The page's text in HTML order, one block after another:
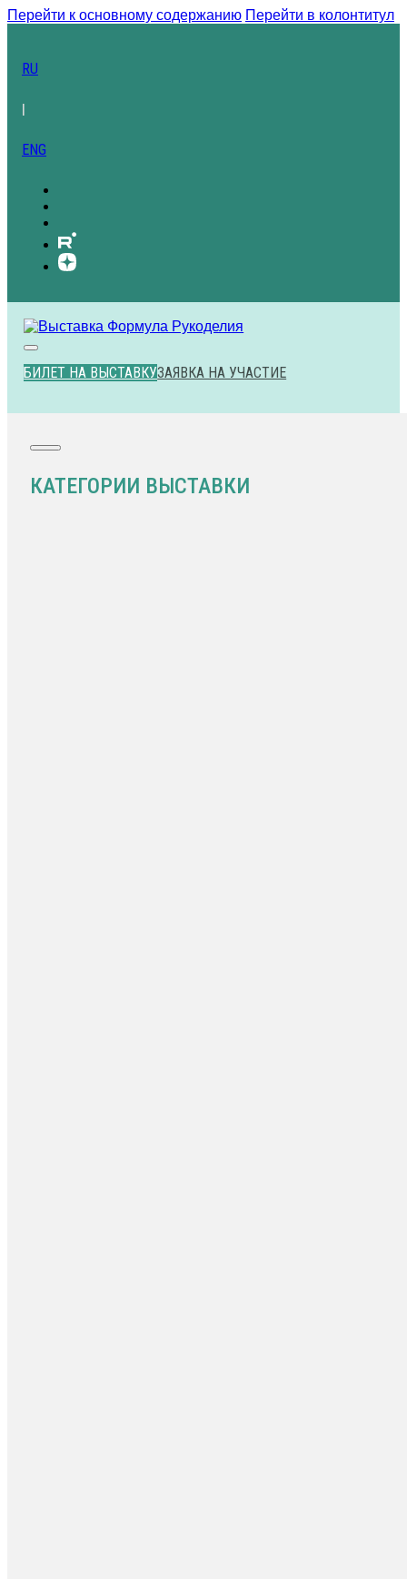
Перейти к основному содержанию Перейти в колонтитул
RU
ENG
БИЛЕТ НА ВЫСТАВКУЗАЯВКА НА УЧАСТИЕ
КАТЕГОРИИ ВЫСТАВКИ